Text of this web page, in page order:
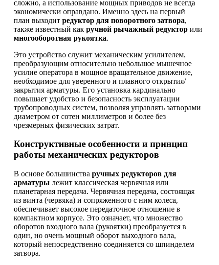
сложно, а использование мощных приводов не всегда
экономически оправдано. Именно здесь на первый
план выходит редуктор для поворотного затвора,
также известный как ручной рычажный редуктор или
многооборотная рукоятка.
Это устройство служит механическим усилителем,
преобразующим относительно небольшое мышечное
усилие оператора в мощное вращательное движение,
необходимое для уверенного и плавного открытия/
закрытия арматуры. Его установка кардинально
повышает удобство и безопасность эксплуатации
трубопроводных систем, позволяя управлять затворами
диаметром от сотен миллиметров и более без
чрезмерных физических затрат.
Конструктивные особенности и принцип
работы механических редукторов
В основе большинства ручных редукторов для
арматуры лежит классическая червячная или
планетарная передача. Червячная передача, состоящая
из винта (червяка) и сопряженного с ним колеса,
обеспечивает высокое передаточное отношение в
компактном корпусе. Это означает, что множество
оборотов входного вала (рукоятки) преобразуется в
один, но очень мощный оборот выходного вала,
который непосредственно соединяется со шпинделем
затвора.